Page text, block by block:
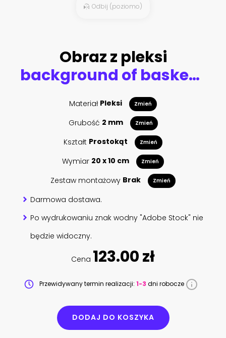
Odbij (poziomo)
Obraz z pleksi
background of basketball sport
Materiał Pleksi Zmień
Grubość 2 mm Zmień
Kształt Prostokąt Zmień
Wymiar 20 x 10 cm Zmień
Zestaw montażowy Brak Zmień
Darmowa dostawa.
Po wydrukowaniu znak wodny "Adobe Stock" nie
będzie widoczny.
Cena 123.00 zł
Przewidywany termin realizacji: 1-3 dni robocze
DODAJ DO KOSZYKA